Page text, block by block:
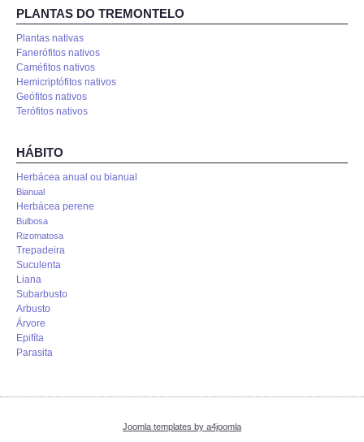
PLANTAS DO TREMONTELO
Plantas nativas
Fanerófitos nativos
Caméfitos nativos
Hemicriptófitos nativos
Geófitos nativos
Terófitos nativos
HÁBITO
Herbácea anual ou bianual
Bianual
Herbácea perene
Bulbosa
Rizomatosa
Trepadeira
Suculenta
Liana
Subarbusto
Arbusto
Árvore
Epifíta
Parasita
Joomla templates by a4joomla